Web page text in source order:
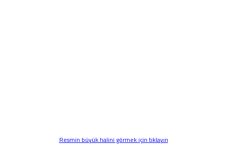
Resmin büyük halini görmek için tıklayın